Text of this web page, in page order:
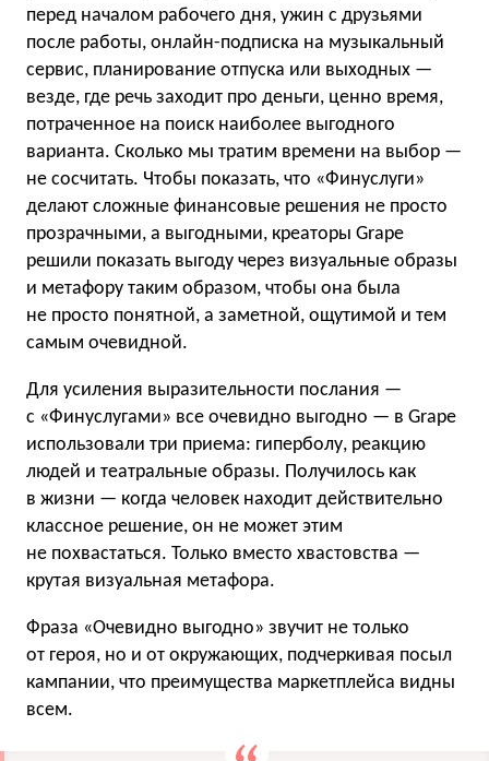
перед началом рабочего дня, ужин с друзьями
после работы, онлайн-подписка на музыкальный
сервис, планирование отпуска или выходных —
везде, где речь заходит про деньги, ценно время,
потраченное на поиск наиболее выгодного
варианта. Сколько мы тратим времени на выбор —
не сосчитать. Чтобы показать, что «Финуслуги»
делают сложные финансовые решения не просто
прозрачными, а выгодными, креаторы Grape
решили показать выгоду через визуальные образы
и метафору таким образом, чтобы она была
не просто понятной, а заметной, ощутимой и тем
самым очевидной.
Для усиления выразительности послания —
с «Финуслугами» все очевидно выгодно — в Grape
использовали три приема: гиперболу, реакцию
людей и театральные образы. Получилось как
в жизни — когда человек находит действительно
классное решение, он не может этим
не похвастаться. Только вместо хвастовства —
крутая визуальная метафора.
Фраза «Очевидно выгодно» звучит не только
от героя, но и от окружающих, подчеркивая посыл
кампании, что преимущества маркетплейса видны
всем.